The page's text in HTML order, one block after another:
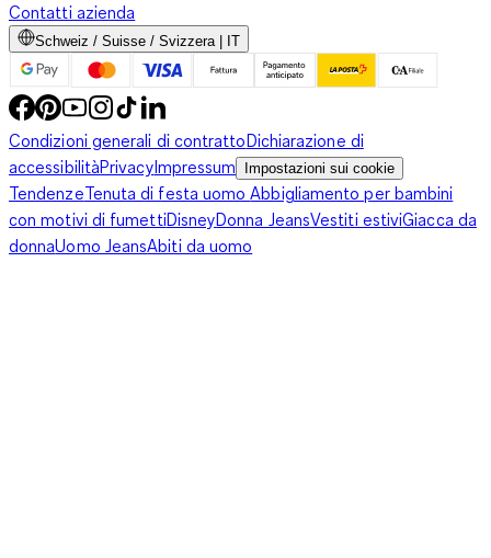
Contatti azienda
Schweiz / Suisse / Svizzera | IT
Condizioni generali di contrattoDichiarazione di
accessibilitàPrivacyImpressum Impostazioni sui cookie
TendenzeTenuta di festa uomoAbbigliamento per bambini
con motivi di fumettiDisneyDonna JeansVestiti estiviGiacca da
donnaUomo JeansAbiti da uomo